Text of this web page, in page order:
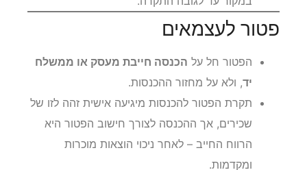
פטור לעצמאים
הפטור חל על הכנסה חייבת מעסק או ממשלח
יד, ולא על מחזור ההכנסות.
תקרת הפטור להכנסות מיגיעה אישית זהה לזו של
שכירים, אך ההכנסה לצורך חישוב הפטור היא
הרווח החייב – לאחר ניכוי הוצאות מוכרות
ומקדמות.